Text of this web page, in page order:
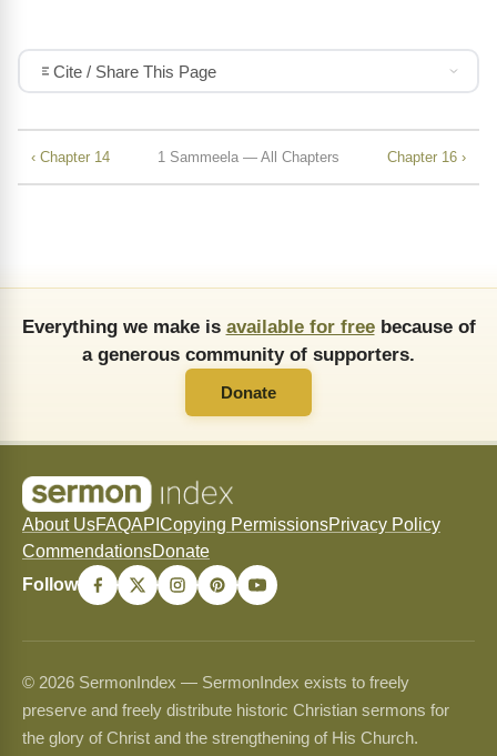
Cite / Share This Page
‹ Chapter 14 1 Sammeela — All Chapters Chapter 16 ›
Everything we make is available for freebecause of
a generous community of supporters.
Donate
About UsFAQAPI Copying PermissionsPrivacy Policy
CommendationsDonate
Follow
© 2026 SermonIndex — SermonIndex exists to freely
preserve and freely distribute historic Christian sermons for
the glory of Christ and the strengthening of His Church.